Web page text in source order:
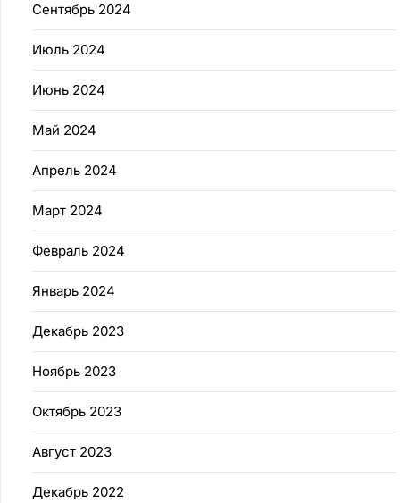
Сентябрь 2024
Июль 2024
Июнь 2024
Май 2024
Апрель 2024
Март 2024
Февраль 2024
Январь 2024
Декабрь 2023
Ноябрь 2023
Октябрь 2023
Август 2023
Декабрь 2022